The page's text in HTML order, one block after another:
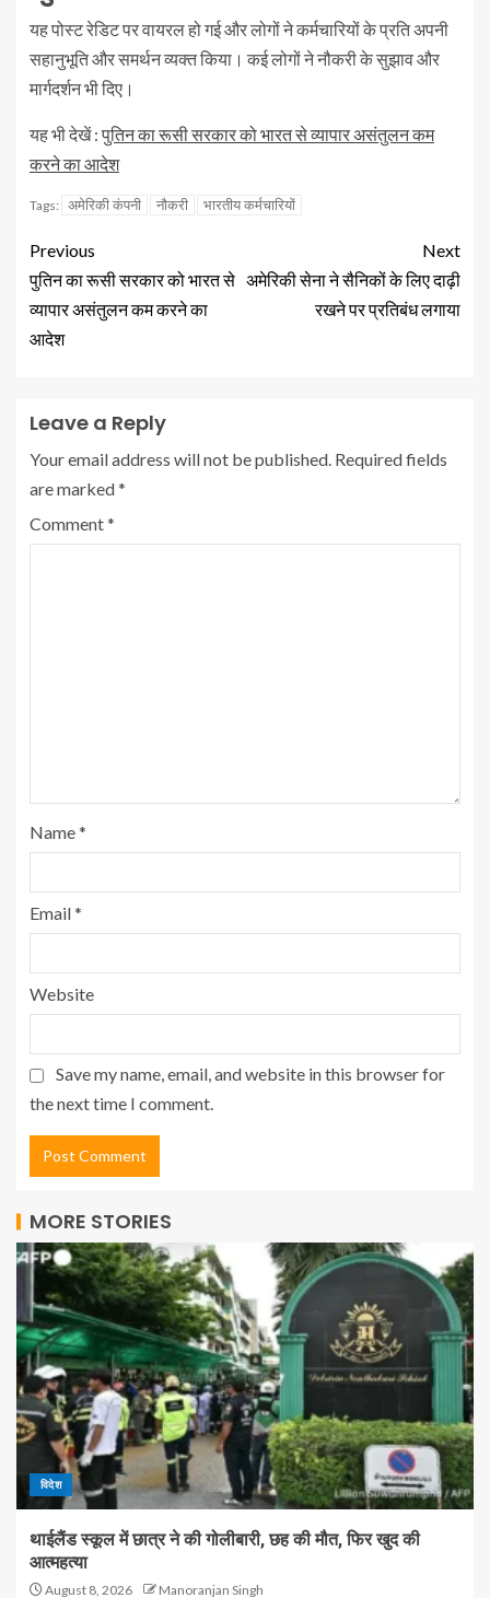
यह पोस्ट रेडिट पर वायरल हो गई और लोगों ने कर्मचारियों के प्रति अपनी
सहानुभूति और समर्थन व्यक्त किया। कई लोगों ने नौकरी के सुझाव और
मार्गदर्शन भी दिए।
यह भी देखें :पुतिन का रूसी सरकार को भारत से व्यापार असंतुलन कम
करने का आदेश
Tags: अमेरिकी कंपनी नौकरी भारतीय कर्मचारियों
Previous
पुतिन का रूसी सरकार को भारत से
व्यापार असंतुलन कम करने का
आदेश
Next
अमेरिकी सेना ने सैनिकों के लिए दाढ़ी
रखने पर प्रतिबंध लगाया
Leave a Reply
Your email address will not be published. Required fields
are marked*
Comment*
Name*
Email*
Website
Save my name, email, and website in this browser for
the next time I comment.
MORE STORIES
विदेश
थाईलैंड स्कूल में छात्र ने की गोलीबारी, छह की मौत, फिर खुद की
आत्महत्या
August 8, 2026 Manoranjan Singh